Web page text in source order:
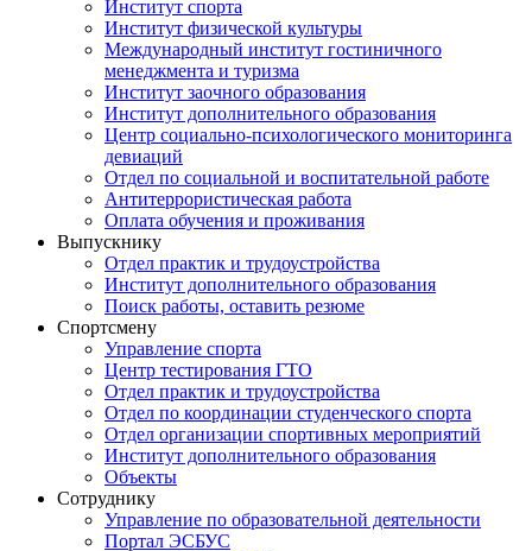
Институт спорта
Институт физической культуры
Международный институт гостиничного
менеджмента и туризма
Институт заочного образования
Институт дополнительного образования
Центр социально-психологического мониторинга
девиаций
Отдел по социальной и воспитательной работе
Антитеррористическая работа
Оплата обучения и проживания
Выпускнику
Отдел практик и трудоустройства
Институт дополнительного образования
Поиск работы, оставить резюме
Спортсмену
Управление спорта
Центр тестирования ГТО
Отдел практик и трудоустройства
Отдел по координации студенческого спорта
Отдел организации спортивных мероприятий
Институт дополнительного образования
Объекты
Сотруднику
Управление по образовательной деятельности
Портал ЭСБУС